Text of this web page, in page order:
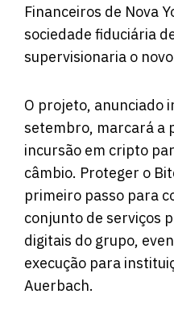
Financeiros de Nova
sociedade fiduciária
supervisionaria o
O projeto, anunciado
setembro, marcará a
incursão em cripto
câmbio. Proteger o
primeiro passo para
conjunto de serviços
digitais do grupo,
execução para
Auerbach.